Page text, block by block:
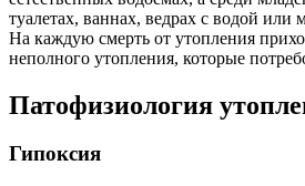
туалетах, ваннах, ведрах с водой
На каждую смерть от утопления
неполного утопления, которые
Патофизиология
Гипоксия